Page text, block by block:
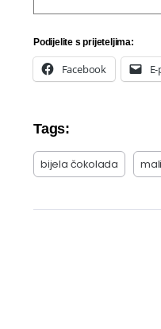
Podijelite s prijeteljima:
Facebook
Tags:
bijela čokolada